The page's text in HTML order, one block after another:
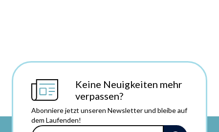
Keine Neuigkeiten mehr
verpassen?
Abonniere jetzt unseren Newsletter und bleibe auf
dem Laufenden!